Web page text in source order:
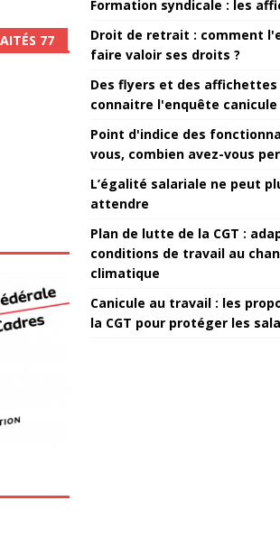
77
Formation syndicale : les
Droit de retrait : comment
faire valoir ses droits ?
Des flyers et des
connaitre l'enquête canicule
Point d'indice des
vous, combien avez-vous
L’égalité salariale ne peut
attendre
Plan de lutte de la CGT :
conditions de travail au
climatique
Canicule au travail : les
la CGT pour protéger les